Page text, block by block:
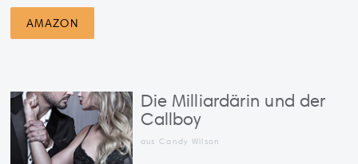
AMAZON
Die Milliardärin und der
Callboy
aus Candy Wilson